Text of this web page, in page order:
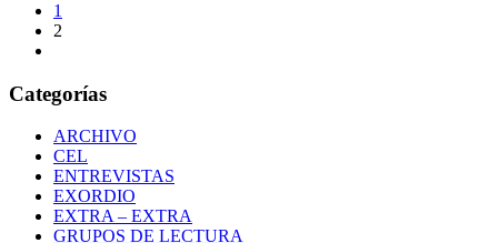
1
2
Categorías
ARCHIVO
CEL
ENTREVISTAS
EXORDIO
EXTRA – EXTRA
GRUPOS DE LECTURA